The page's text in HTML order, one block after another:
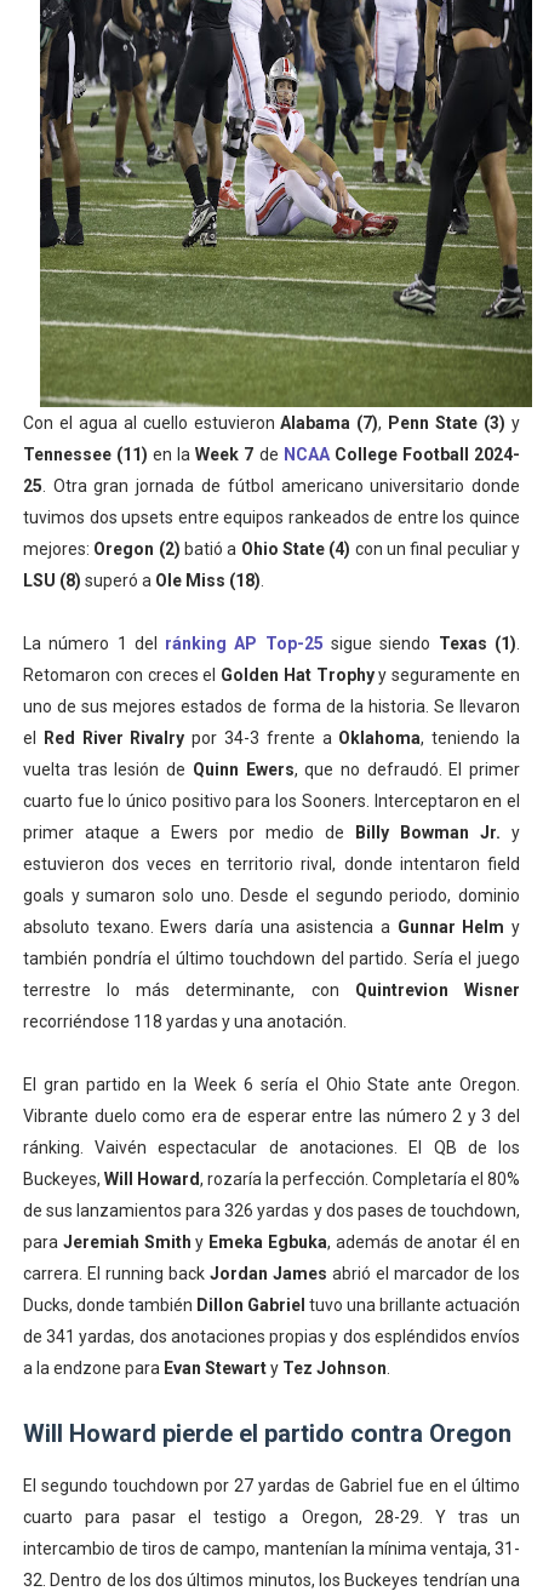
Athletes Unlimited Softball League 2026 - Las Utah
Mundial de piragüismo slalom 2026 (Oklahoma City,
Tour de Francia masculino 2026 - Tadej Pogacar
Mundial de Fórmula 1 2026 - Lando Norris consigue
Campeonato de Europa de high diving 2026 (París,
Con el agua al cuello estuvieronAlabama (7), Penn State (3) y
Tennessee (11) en laWeek 7 de NCAACollege Football 2024-
25 . Otra gran jornada de fútbol americano universitario donde
tuvimos dos upsets entre equipos rankeados de entre los quince
mejores: Oregon (2) batió a Ohio State (4) con un final peculiar y
LSU (8) superó a Ole Miss (18)
La número 1 del ránking AP Top-25 sigue siendo Texas (1)
Retomaron con creces el Golden Hat Trophyy seguramente en
uno de sus mejores estados de forma de la historia. Se llevaron
el
Red River Rivalry por 34-3 frente a Oklahoma, teniendo la
vuelta tras lesión de Quinn Ewers, que no defraudó. El primer
cuarto fue lo único positivo para los Sooners. Interceptaron en el
primer ataque a Ewers por medio de
Billy Bowman Jr. y
estuvieron dos veces en territorio rival, donde intentaron field
goals y sumaron solo uno. Desde el segundo periodo, dominio
absoluto texano. Ewers daría una asistencia a Gunnar Helm y
también pondría el último touchdown del partido. Sería el juego
terrestre lo más determinante, con Quintrevion Wisner
recorriéndose 118 yardas y una anotación.
El gran partido en la Week 6 sería el Ohio State ante Oregon.
Vibrante duelo como era de esperar entre las número 2 y 3 del
ránking. Vaivén espectacular de anotaciones. El QB de los
Buckeyes, Will Howard, rozaría la perfección. Completaría el 80%
de sus lanzamientos para 326 yardas y dos pases de touchdown,
para Jeremiah Smith y Emeka Egbuka, además de anotar él en
carrera. El running back Jordan James abrió el marcador de los
Ducks, donde también Dillon Gabriel tuvo una brillante actuación
de 341 yardas, dos anotaciones propias y dos espléndidos envíos
a la endzone para Evan Stewarty Tez Johnson
Will Howard pierde el partido contra Oregon
El segundo touchdown por 27 yardas de Gabriel fue en el último
cuarto para pasar el testigo a Oregon, 28-29. Y tras un
intercambio de tiros de campo, mantenían la mínima ventaja, 31-
32. Dentro de los dos últimos minutos, los Buckeyes tendrían una